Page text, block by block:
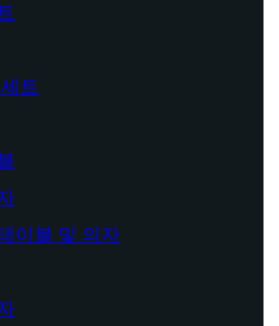
트
이블 및 의자